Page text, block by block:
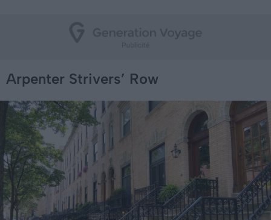
Arpenter Strivers’ Row